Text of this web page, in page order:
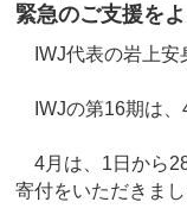
緊急のご支援を
IWJ代表の岩上安
IWJの第16期は、
4月は、1日から
寄付をいただきま